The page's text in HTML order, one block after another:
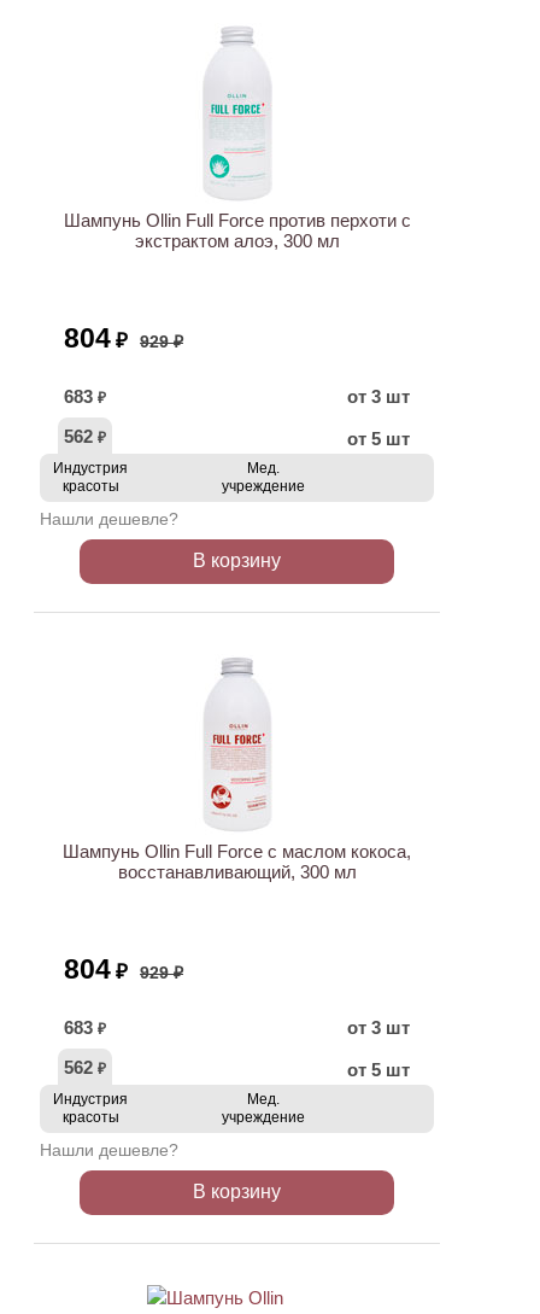
Шампунь Ollin Full Force против перхоти с
экстрактом алоэ, 300 мл
804 ₽ 929 ₽
683 ₽
от 3 шт
562 ₽ от 5 шт
Индустрия
красоты
Мед.
учреждение
Нашли дешевле?
В корзину
Шампунь Ollin Full Force с маслом кокоса,
восстанавливающий, 300 мл
804 ₽ 929 ₽
683 ₽
от 3 шт
562 ₽ от 5 шт
Индустрия
красоты
Мед.
учреждение
Нашли дешевле?
В корзину